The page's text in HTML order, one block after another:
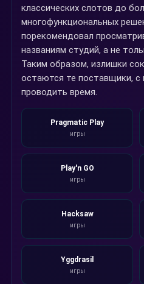
классических слотов до
многофункциональных
порекомендовал
названиям студий, а не
Таким образом, излишки
остаются те поставщики,
проводить время.
Pragmatic Play
игры
Play'n GO
игры
Hacksaw
игры
Yggdrasil
игры